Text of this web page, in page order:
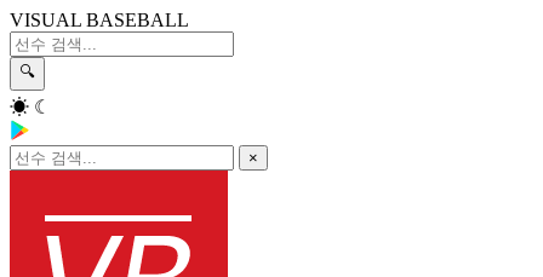
VISUAL BASEBALL
🔍
☀ ☾
×